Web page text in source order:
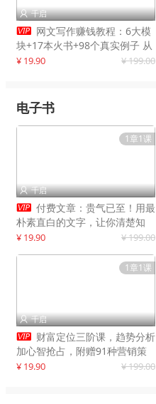
 千启
 网文写作赚钱教程：6大模
块+17本火书+98个真实例子 从
入门到精通实战方法
¥ 19.90 ¥ 199.00
电子书
1章1课
 千启
 付费文章：贵气已至！用最
朴素直白的文字，让你清楚知
道，该如何接住这一次时代的泼
¥ 19.90 ¥ 199.00
1章1课
 千启
 财富定位三阶课，趋势分析
加心智抢占，附赠91种营销策
略模型
¥ 19.90 ¥ 199.00